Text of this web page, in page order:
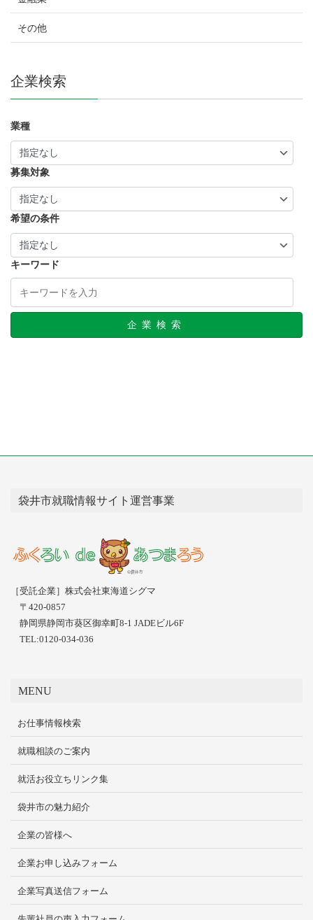
その他
企業検索
業種
募集対象
希望の条件
キーワード
企業検索
袋井市就職情報サイト運営事業
［受託企業］株式会社東海道シグマ
〒420-0857
静岡県静岡市葵区御幸町8-1 JADEビル6F
TEL:0120-034-036
MENU
お仕事情報検索
就職相談のご案内
就活お役立ちリンク集
袋井市の魅力紹介
企業の皆様へ
企業お申し込みフォーム
企業写真送信フォーム